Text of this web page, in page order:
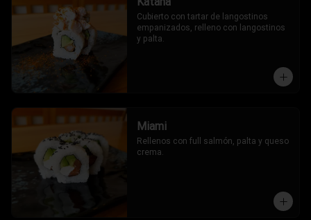
Cubierto con tartar de langostinos
empanizados, relleno con langostinos
y palta.
Miami
Rellenos con full salmón, palta y queso
crema.